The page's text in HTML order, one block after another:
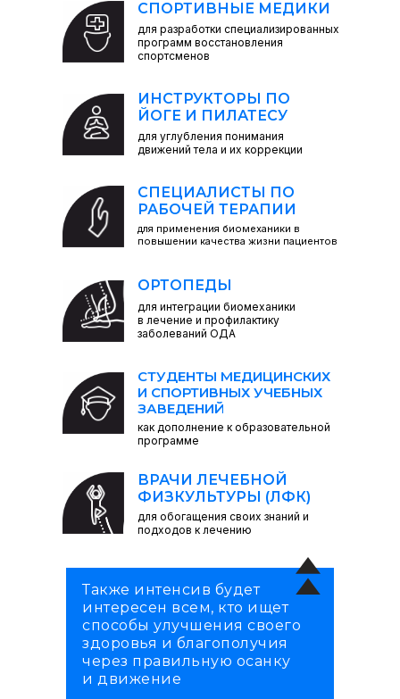
ОРТОПЕДЫ
для интеграции биомеханики
в лечение и профилактику
заболеваний ОДА
ИНСТРУКТОРЫ ПО
ЙОГЕ И ПИЛАТЕСУ
для углубления понимания
движений тела и их коррекции
СПОРТИВНЫЕ МЕДИКИ
для разработки специализированных
программ восстановления
спортсменов
ВРАЧИ ЛЕЧЕБНОЙ
ФИЗКУЛЬТУРЫ (ЛФК)
для обогащения своих знаний и
подходов к лечению
СТУДЕНТЫ МЕДИЦИНСКИХ
И СПОРТИВНЫХ УЧЕБНЫХ
ЗАВЕДЕНИЙ
как дополнение к образовательной
программе
СПЕЦИАЛИСТЫ ПО
РАБОЧЕЙ ТЕРАПИИ
для применения биомеханики в
повышении качества жизни пациентов
Также интенсив будет
интересен всем, кто ищет
способы улучшения своего
здоровья и благополучия
через правильную осанку
и движение